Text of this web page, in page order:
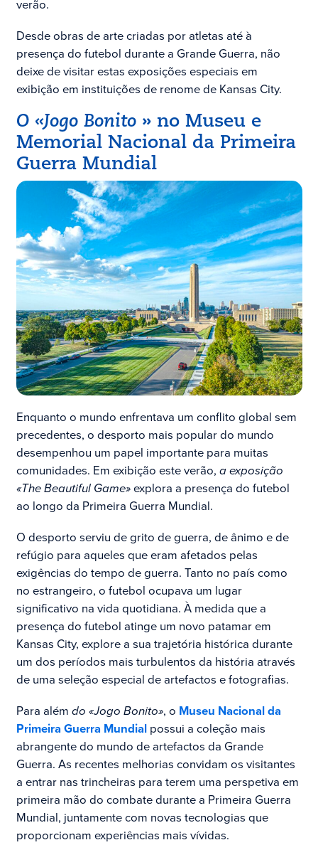
verão.
Desde obras de arte criadas por atletas até à
presença do futebol durante a Grande Guerra, não
deixe de visitar estas exposições especiais em
exibição em instituições de renome de Kansas City.
O «Jogo Bonito» no Museu e
Memorial Nacional da Primeira
Guerra Mundial
Enquanto o mundo enfrentava um conflito global sem
precedentes, o desporto mais popular do mundo
desempenhou um papel importante para muitas
comunidades. Em exibição este verão, a exposição
«The Beautiful Game»explora a presença do futebol
ao longo da Primeira Guerra Mundial.
O desporto serviu de grito de guerra, de ânimo e de
refúgio para aqueles que eram afetados pelas
exigências do tempo de guerra. Tanto no país como
no estrangeiro, o futebol ocupava um lugar
significativo na vida quotidiana. À medida que a
presença do futebol atinge um novo patamar em
Kansas City, explore a sua trajetória histórica durante
um dos períodos mais turbulentos da história através
de uma seleção especial de artefactos e fotografias.
Para além do «Jogo Bonito», o Museu Nacional da
Primeira Guerra Mundialpossui a coleção mais
abrangente do mundo de artefactos da Grande
Guerra. As recentes melhorias convidam os visitantes
a entrar nas trincheiras para terem uma perspetiva em
primeira mão do combate durante a Primeira Guerra
Mundial, juntamente com novas tecnologias que
proporcionam experiências mais vívidas.